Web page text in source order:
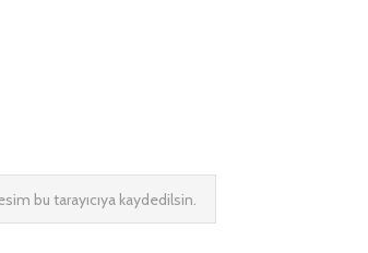
bu tarayıcıya kaydedilsin.